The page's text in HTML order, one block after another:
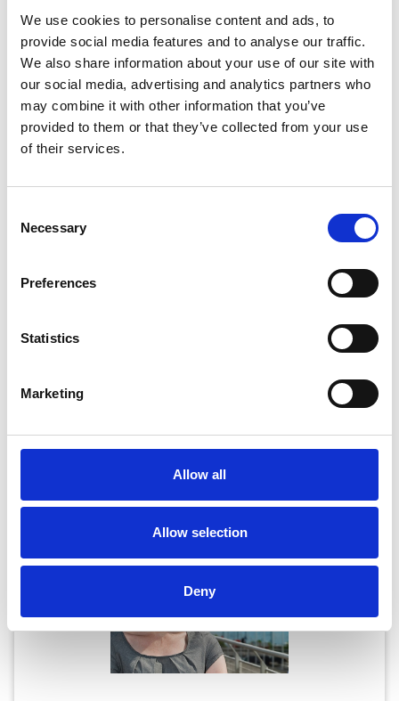
We use cookies to personalise content and ads, to
provide social media features and to analyse our traffic.
We also share information about your use of our site with
our social media, advertising and analytics partners who
may combine it with other information that you’ve
provided to them or that they’ve collected from your use
of their services.
Selection
Necessary
Preferences
Statistics
Marketing
Allow all
Allow selection
Deny
Maria Helling, CEO Swecare
Ladda ner bild